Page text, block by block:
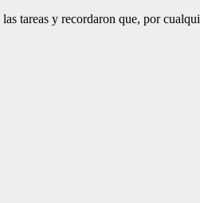
tareas y recordaron que, por